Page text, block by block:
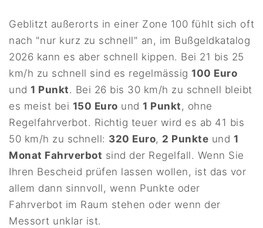
Geblitzt außerorts in einer Zone 100 fühlt sich oft
nach "nur kurz zu schnell" an, im Bußgeldkatalog
2026 kann es aber schnell kippen. Bei 21 bis 25
km/h zu schnell sind es regelmässig100 Euro
und1 Punkt. Bei 26 bis 30 km/h zu schnell bleibt
es meist bei 150 Euro und1 Punkt, ohne
Regelfahrverbot. Richtig teuer wird es ab 41 bis
50 km/h zu schnell: 320 Euro, 2 Punkte und 1
Monat Fahrverbot sind der Regelfall. Wenn Sie
Ihren Bescheid prüfen lassen wollen, ist das vor
allem dann sinnvoll, wenn Punkte oder
Fahrverbot im Raum stehen oder wenn der
Messort unklar ist.